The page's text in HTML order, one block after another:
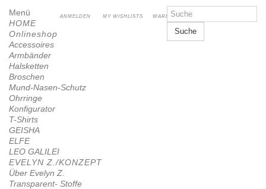
WARENKORB
MY WISHLISTS
ANMELDEN
Suche
Menü
HOME
Onlineshop
Accessoires
Armbänder
Halsketten
Broschen
Mund-Nasen-Schutz
Ohrringe
Konfigurator
T-Shirts
GEISHA
ELFE
LEO GALILEI
EVELYN Z./KONZEPT
Über Evelyn Z.
Transparent- Stoffe